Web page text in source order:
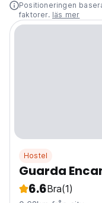
Positioneringen
faktorer. läs mer
Hostel
Guarda
6.6Bra(1)